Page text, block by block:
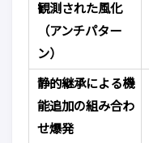
観測された風化
（アンチパター
ン）
静的継承による機
能追加の組み合わ
せ爆発